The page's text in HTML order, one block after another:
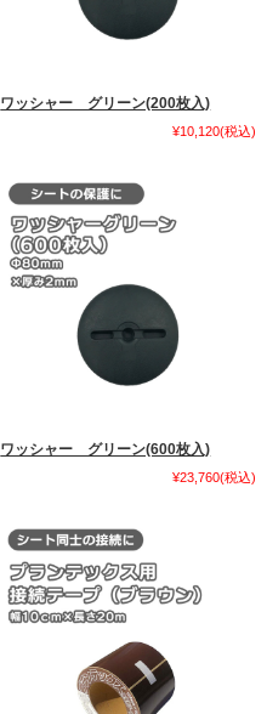
ワッシャー グリーン(200枚入)
¥10,120(税込)
ワッシャー グリーン(600枚入)
¥23,760(税込)